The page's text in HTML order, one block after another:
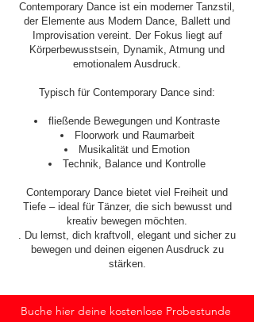
Contemporary Dance ist ein moderner Tanzstil,
der Elemente aus Modern Dance, Ballett und
Improvisation vereint. Der Fokus liegt auf
Körperbewusstsein, Dynamik, Atmung und
emotionalem Ausdruck.
Typisch für Contemporary Dance sind:
fließende Bewegungen und Kontraste
Floorwork und Raumarbeit
Musikalität und Emotion
Technik, Balance und Kontrolle
Contemporary Dance bietet viel Freiheit und
Tiefe – ideal für Tänzer, die sich bewusst und
kreativ bewegen möchten.
. Du lernst, dich kraftvoll, elegant und sicher zu
bewegen und deinen eigenen Ausdruck zu
stärken.
Buche hier deine kostenlose Probestunde